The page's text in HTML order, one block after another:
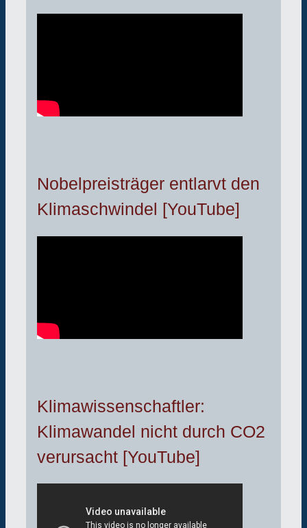
Nobelpreisträger entlarvt den
Klimaschwindel [YouTube]
Klimawissenschaftler:
Klimawandel nicht durch CO2
verursacht [YouTube]